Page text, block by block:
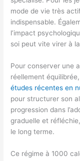
mode de vie très
indispensable.
l’impact
soi peut vite virer à
Pour conserver une
réellement
études récentes en
pour structurer son
progression dans
graduelle et
le long terme.
Ce régime à 1000